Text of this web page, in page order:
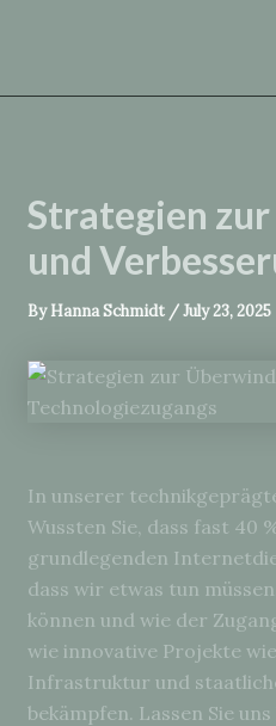
Strategien
und
ByHanna Schmidt /July 23, 2025
In unserer
Wussten Sie, dass fast 40
grundlegenden
dass wir etwas tun
können und wie der
wie innovative Projekte
Infrastruktur und
bekämpfen. Lassen Sie